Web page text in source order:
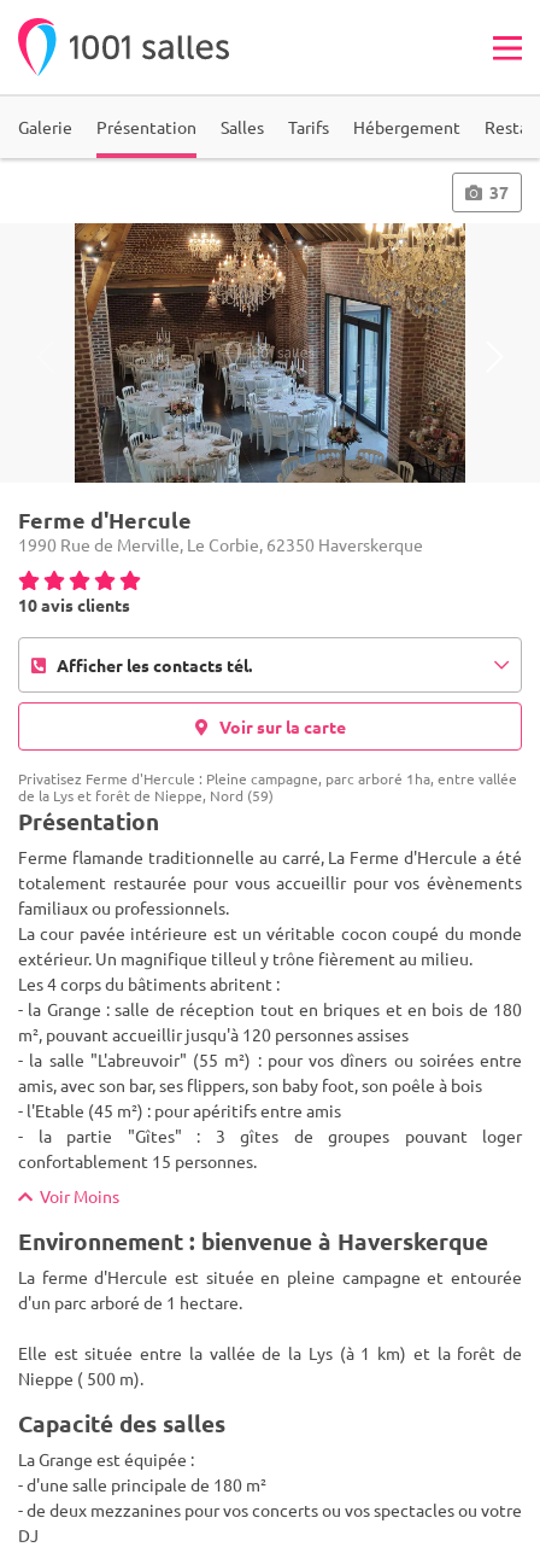
Galerie Présentation Salles Tarifs Hébergement
37
Ferme d'Hercule
1990 Rue de Merville, Le Corbie, 62350 Haverskerque
10 avis clients
Afficher les contacts tél.
Voir sur la carte
Privatisez Ferme d'Hercule : Pleine campagne, parc arboré 1ha, entre vallée
de la Lys et forêt de Nieppe, Nord (59)
Présentation
Ferme flamande traditionnelle au carré, La Ferme d'Hercule a été
totalement restaurée pour vous accueillir pour vos évènements
familiaux ou professionnels.
La cour pavée intérieure est un véritable cocon coupé du monde
extérieur. Un magnifique tilleul y trône fièrement au milieu.
Les 4 corps du bâtiments abritent :
- la Grange : salle de réception tout en briques et en bois de 180
m², pouvant accueillir jusqu'à 120 personnes assises
- la salle "L'abreuvoir" (55 m²) : pour vos dîners ou soirées entre
amis, avec son bar, ses flippers, son baby foot, son poêle à bois
- l'Etable (45 m²) : pour apéritifs entre amis
- la partie "Gîtes" : 3 gîtes de groupes pouvant loger
confortablement 15 personnes.
Voir Moins
Environnement : bienvenue à Haverskerque
La ferme d'Hercule est située en pleine campagne et entourée
d'un parc arboré de 1 hectare.
Elle est située entre la vallée de la Lys (à 1 km) et la forêt de
Nieppe ( 500 m).
Capacité des salles
La Grange est équipée :
- d'une salle principale de 180 m²
- de deux mezzanines pour vos concerts ou vos spectacles ou votre
DJ